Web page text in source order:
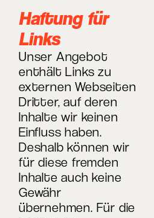
Haftung für
Links
Unser Angebot
enthält Links zu
externen Webseiten
Dritter, auf deren
Inhalte wir keinen
Einfluss haben.
Deshalb können wir
für diese fremden
Inhalte auch keine
Gewähr
übernehmen. Für die